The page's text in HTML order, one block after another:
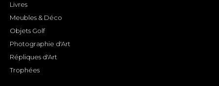
Livres
Meubles & Déco
Objets Golf
Photographie d'Art
Répliques d'Art
Trophées